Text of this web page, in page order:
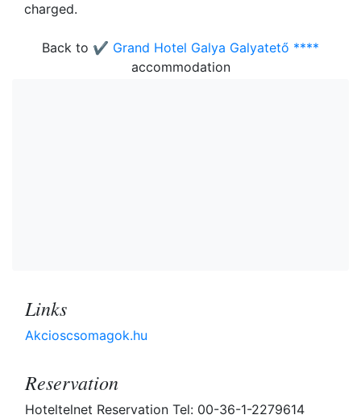
charged.
Back to ✔️ Grand Hotel Galya Galyatető ****
accommodation
Links
Akcioscsomagok.hu
Reservation
Hoteltelnet Reservation Tel: 00-36-1-2279614